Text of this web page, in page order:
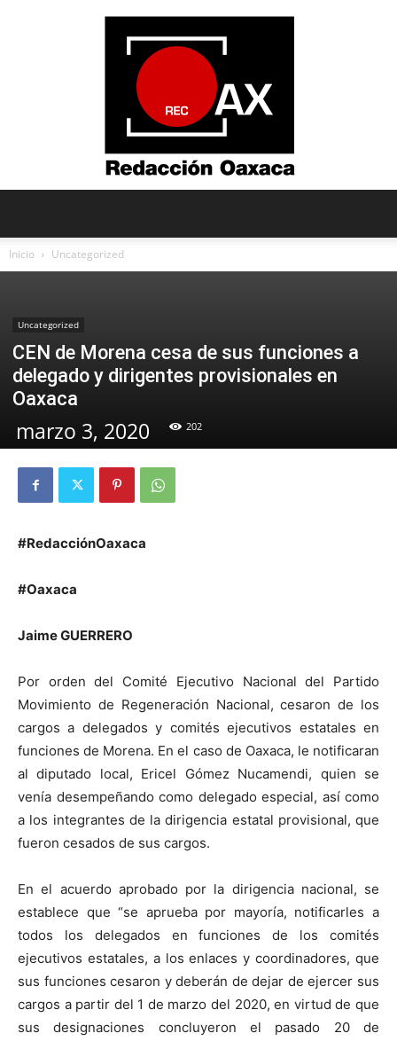
Inicio Uncategorized
Uncategorized
CEN de Morena cesa de sus funciones a
delegado y dirigentes provisionales en
Oaxaca
marzo 3, 2020 202
#RedacciónOaxaca
#Oaxaca
Jaime GUERRERO
Por orden del Comité Ejecutivo Nacional del Partido
Movimiento de Regeneración Nacional, cesaron de los
cargos a delegados y comités ejecutivos estatales en
funciones de Morena. En el caso de Oaxaca, le notificaran
al diputado local, Ericel Gómez Nucamendi, quien se
venía desempeñando como delegado especial, así como
a los integrantes de la dirigencia estatal provisional, que
fueron cesados de sus cargos.
En el acuerdo aprobado por la dirigencia nacional, se
establece que “se aprueba por mayoría, notificarles a
todos los delegados en funciones de los comités
ejecutivos estatales, a los enlaces y coordinadores, que
sus funciones cesaron y deberán de dejar de ejercer sus
cargos a partir del 1 de marzo del 2020, en virtud de que
sus designaciones concluyeron el pasado 20 de